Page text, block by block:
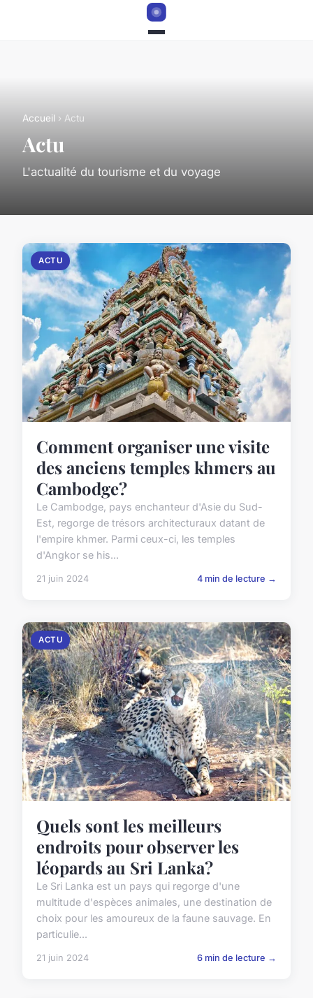
Accueil › Actu
Actu
L'actualité du tourisme et du voyage
ACTU
Comment organiser une visite
des anciens temples khmers au
Cambodge?
Le Cambodge, pays enchanteur d'Asie du Sud-
Est, regorge de trésors architecturaux datant de
l'empire khmer. Parmi ceux-ci, les temples
d'Angkor se his...
21 juin 2024 4 min de lecture →
ACTU
Quels sont les meilleurs
endroits pour observer les
léopards au Sri Lanka?
Le Sri Lanka est un pays qui regorge d'une
multitude d'espèces animales, une destination de
choix pour les amoureux de la faune sauvage. En
particulie...
21 juin 2024 6 min de lecture →